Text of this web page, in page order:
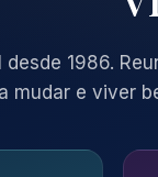
desde 1986.
mudar e viver